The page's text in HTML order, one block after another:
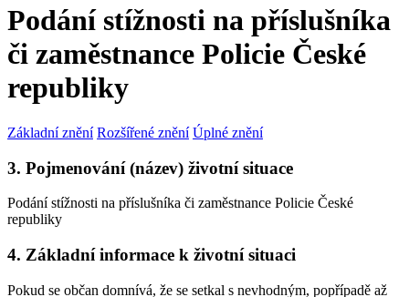
Podání stížnosti na příslušníka
či zaměstnance Policie České
republiky
Základní znění Rozšířené znění Úplné znění
3. Pojmenování (název) životní situace
Podání stížnosti na příslušníka či zaměstnance Policie České
republiky
4. Základní informace k životní situaci
Pokud se občan domnívá, že se setkal s nevhodným, popřípadě až